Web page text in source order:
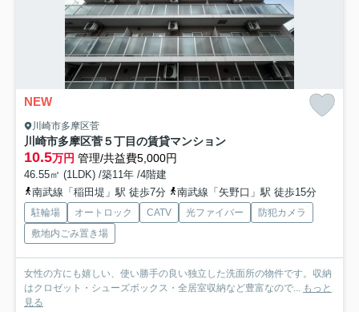
NEW
川崎市多摩区菅
川崎市多摩区菅５丁目の賃貸マンション
10.5万円 管理/共益費5,000円
46.55㎡ (1LDK) /築11年 /4階建
南武線「稲田堤」駅 徒歩7分
南武線「矢野口」駅 徒歩15分
駐輪場 オートロック CATV 光ファイバー
防犯カメラ
敷地内ごみ置き場
女性の方にも嬉しい、使い勝手の良い独立した洗面所の物件です。収納
はクロゼット・シューズボックス・全居室収納など豊富なので...
もっと
見る